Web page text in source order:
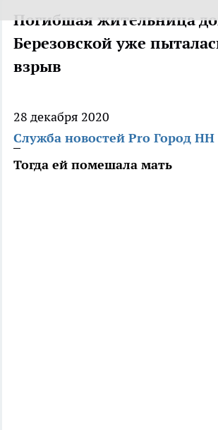
Погибшая жительница
Березовской уже
взрыв
28 декабря 2020
Служба новостей Pro Город НН
Тогда ей помешала мать